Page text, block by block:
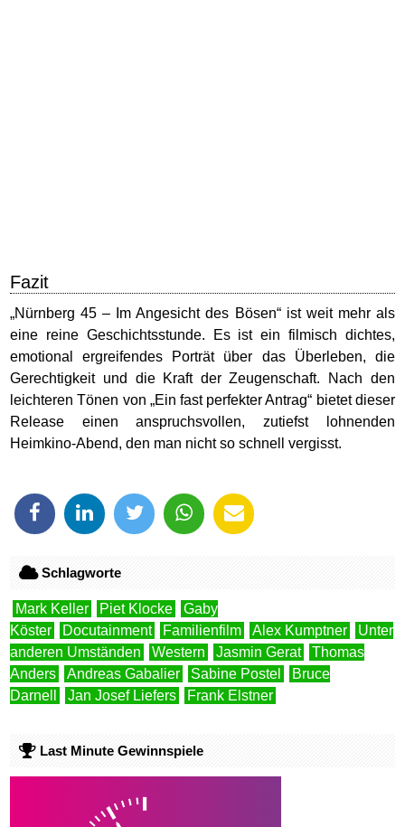
Fazit
„Nürnberg 45 – Im Angesicht des Bösen“ ist weit mehr als
eine reine Geschichtsstunde. Es ist ein filmisch dichtes,
emotional ergreifendes Porträt über das Überleben, die
Gerechtigkeit und die Kraft der Zeugenschaft. Nach den
leichteren Tönen von „Ein fast perfekter Antrag“ bietet dieser
Release einen anspruchsvollen, zutiefst lohnenden
Heimkino-Abend, den man nicht so schnell vergisst.
Schlagworte
Mark Keller Piet Klocke
Gaby
Köster
Docutainment Familienfilm Alex Kumptner
Unter
anderen Umständen
Western Jasmin Gerat
Thomas
Anders
Andreas Gabalier Sabine Postel
Bruce
Darnell
Jan Josef Liefers Frank Elstner
Last Minute Gewinnspiele